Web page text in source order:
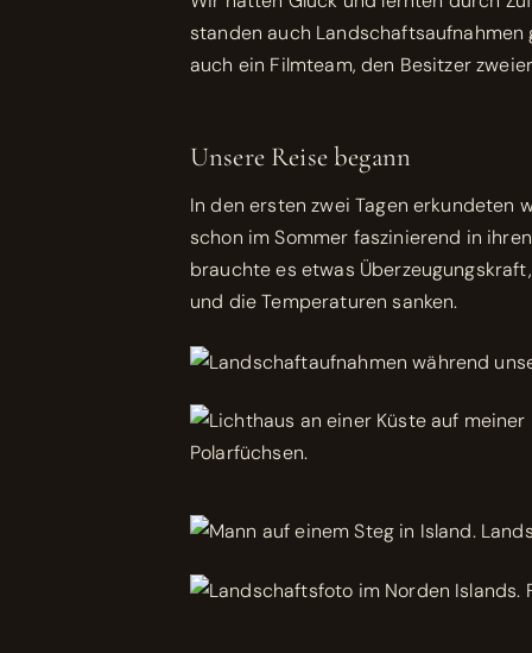
standen auch
auch ein Filmteam, den Besitzer
Unsere Reise begann
In den ersten zwei Tagen erkundeten
schon im Sommer faszinierend in
brauchte es etwas
und die Temperaturen sanken.